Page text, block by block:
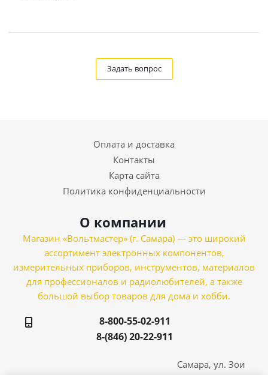
Задать вопрос
Оплата и доставка
Контакты
Карта сайта
Политика конфиденциальности
О компании
Магазин «Вольтмастер» (г. Самара) — это широкий
ассортимент электронных компонентов,
измерительных приборов, инструментов, материалов
для профессионалов и радиолюбителей, а также
большой выбор товаров для дома и хобби.
8-800-55-02-911
8-(846) 20-22-911
Самара, ул. Зои